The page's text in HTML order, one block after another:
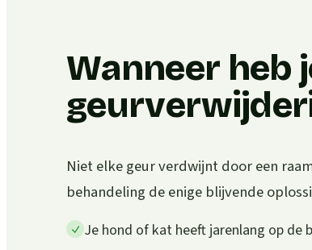
Wanneer heb
Niet elke geur verdwijnt door een
behandeling de enige blijvende
Je hond of kat heeft jarenlang op de